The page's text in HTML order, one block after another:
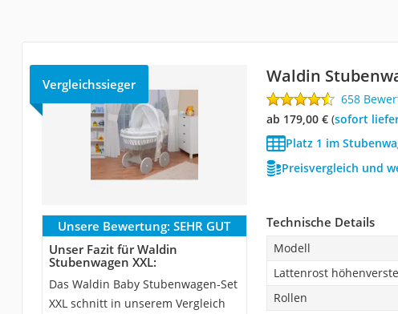
Vergleichssieger Waldin
658
ab 179,00 €( Sofort
Platz 1 im
Preisvergleich und
Unsere Bewertung: SEHR GUT
Unser Fazit für Waldin
Stubenwagen XXL:
Das Waldin Baby Stubenwagen-Set
XXL schnitt in unserem Vergleich
Technische Details
Modell
Lattenrost
Rollen